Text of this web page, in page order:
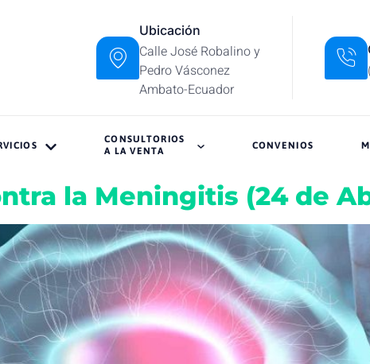
Ubicación
Calle José Robalino y
Pedro Vásconez
Ambato-Ecuador
CONSULTORIOS
A LA VENTA
CONVENIOS
la Meningitis (24 de